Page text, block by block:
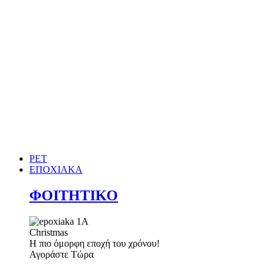
PET
ΕΠΟΧΙΑΚΑ
ΦΟΙΤΗΤΙΚΟ
Christmas
Η πιο όμορφη εποχή του χρόνου!
Αγοράστε Τώρα